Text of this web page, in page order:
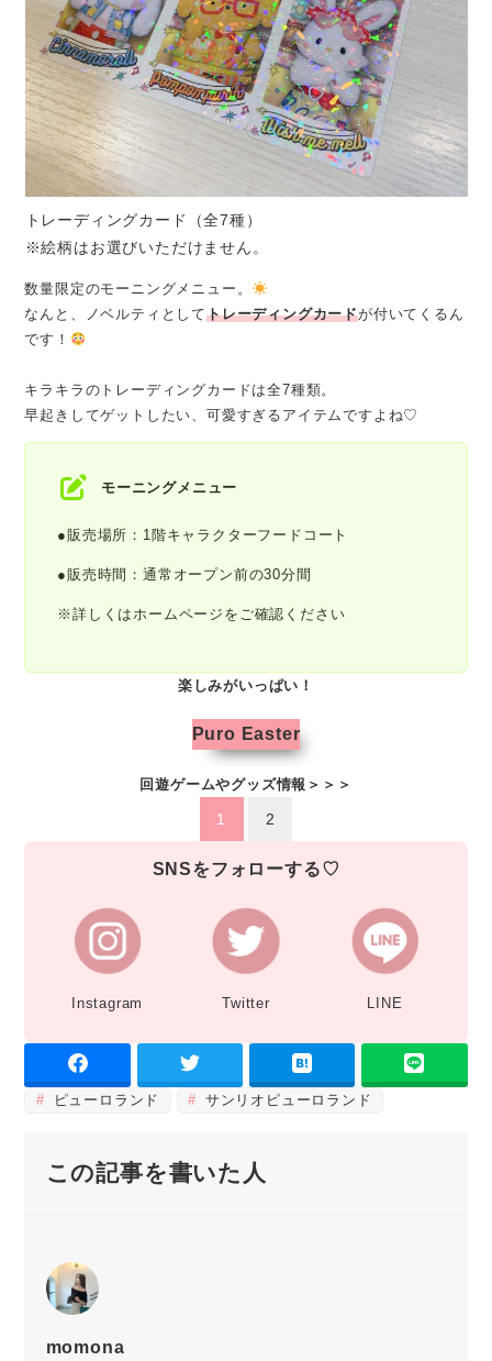
トレーディングカード（全7種）
※絵柄はお選びいただけません。
数量限定のモーニングメニュー。
なんと、ノベルティとしてトレーディングカードが付いてくるん
です！
キラキラのトレーディングカードは全7種類。
早起きしてゲットしたい、可愛すぎるアイテムですよね♡
モーニングメニュー
●販売場所：1階キャラクターフードコート
●販売時間：通常オープン前の30分間
※詳しくはホームページをご確認ください
楽しみがいっぱい！
Puro Easter
回遊ゲームやグッズ情報＞＞＞
1 2
SNSをフォローする♡
Instagram Twitter LINE
ピューロランド サンリオピューロランド
この記事を書いた人
momona